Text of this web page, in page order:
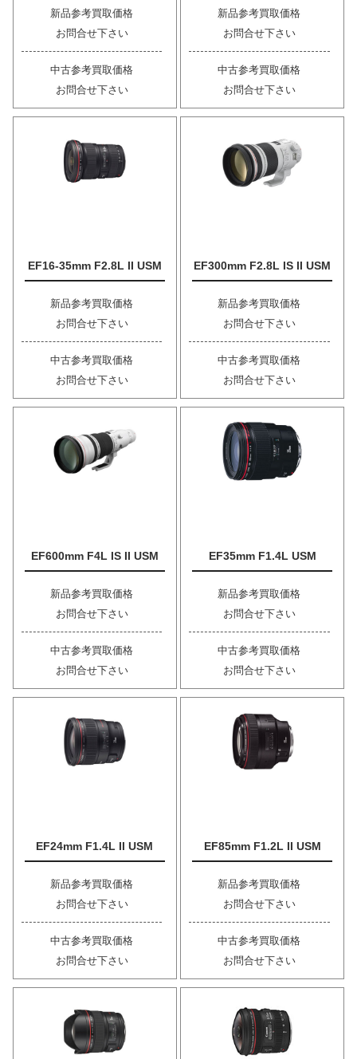
新品参考買取価格
お問合せ下さい
中古参考買取価格
お問合せ下さい
新品参考買取価格
お問合せ下さい
中古参考買取価格
お問合せ下さい
EF16-35mm F2.8L II USM
新品参考買取価格
お問合せ下さい
中古参考買取価格
お問合せ下さい
EF300mm F2.8L IS II USM
新品参考買取価格
お問合せ下さい
中古参考買取価格
お問合せ下さい
EF600mm F4L IS II USM
新品参考買取価格
お問合せ下さい
中古参考買取価格
お問合せ下さい
EF35mm F1.4L USM
新品参考買取価格
お問合せ下さい
中古参考買取価格
お問合せ下さい
EF24mm F1.4L II USM
新品参考買取価格
お問合せ下さい
中古参考買取価格
お問合せ下さい
EF85mm F1.2L II USM
新品参考買取価格
お問合せ下さい
中古参考買取価格
お問合せ下さい